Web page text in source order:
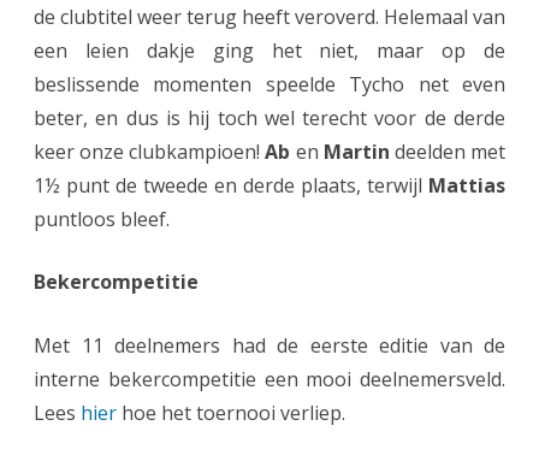
0
2
6
(
n
i
de clubtitel weer terug heeft veroverd. Helemaal van
een leien dakje ging het niet, maar op de
beslissende momenten speelde Tycho net even
beter, en dus is hij toch wel terecht voor de derde
keer onze clubkampioen!Ab en Martin deelden met
1½ punt de tweede en derde plaats, terwijl Mattias
puntloos bleef.
Bekercompetitie
Met 11 deelnemers had de eerste editie van de
interne bekercompetitie een mooi deelnemersveld.
Lees hier hoe het toernooi verliep.